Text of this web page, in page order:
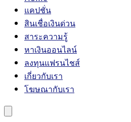
แคปชั่น
สินเชื่อเงินด่วน
สาระความรู้
หาเงินออนไลน์
ลงทุนแฟรนไชส์
เกี่ยวกับเรา
โฆษณากับเรา